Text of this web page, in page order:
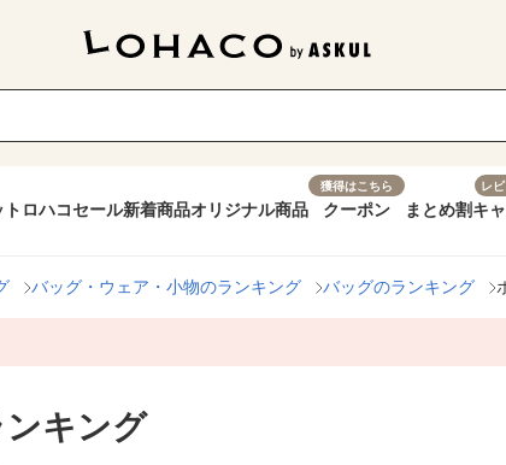
ロハコセール新着商品オリジナル商品
獲得はこちら
クーポン まとめ割
レ
キ
バッグ・ウェア・小物のランキング バッグのランキング
キング